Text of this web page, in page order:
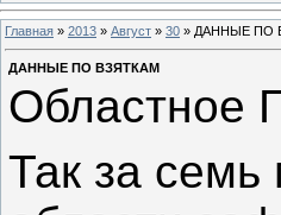
Главная » 2013 » Август » 30 » ДАННЫЕ ПО
ДАННЫЕ ПО ВЗЯТКАМ
Областное
Так за семь